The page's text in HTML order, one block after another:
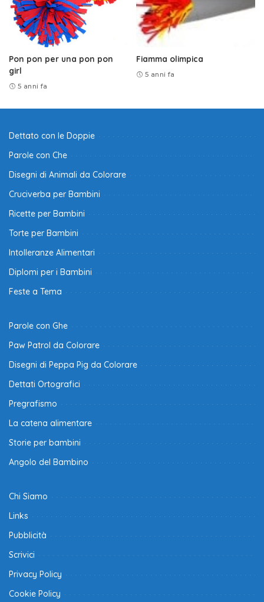
Pon pon per una pon pon
girl
5 anni fa
Fiamma olimpica
5 anni fa
Dettato con le Doppie
Parole con Che
Disegni di Animali da Colorare
Cruciverba per Bambini
Ricette per Bambini
Torte per Bambini
Intolleranze Alimentari
Diplomi per i Bambini
Feste a Tema
Parole con Ghe
Paw Patrol da Colorare
Disegni di Peppa Pig da Colorare
Dettati Ortografici
Pregrafismo
La catena alimentare
Storie per bambini
Angolo del Bambino
Chi Siamo
Links
Pubblicità
Scrivici
Privacy Policy
Cookie Policy